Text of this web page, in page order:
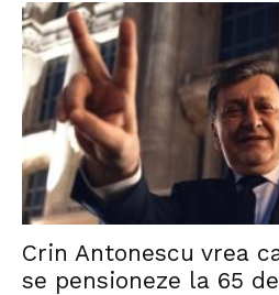
Crin Antonescu vrea
se pensioneze la 65